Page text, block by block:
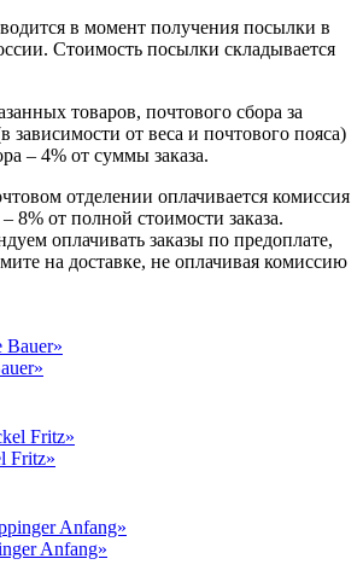
в момент получения посылки в
Стоимость посылки складывается
товаров, почтового сбора за
зависимости от веса и почтового пояса)
– 4% от суммы заказа.
отделении оплачивается комиссия
8% от полной стоимости заказа.
оплачивать заказы по предоплате,
на доставке, не оплачивая комиссию
Fritz»
Anfang»